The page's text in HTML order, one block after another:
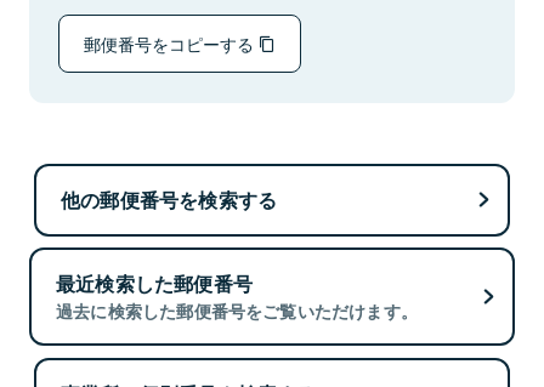
郵便番号をコピーする
他の郵便番号を検索する
最近検索した郵便番号
過去に検索した郵便番号をご覧いただけます。